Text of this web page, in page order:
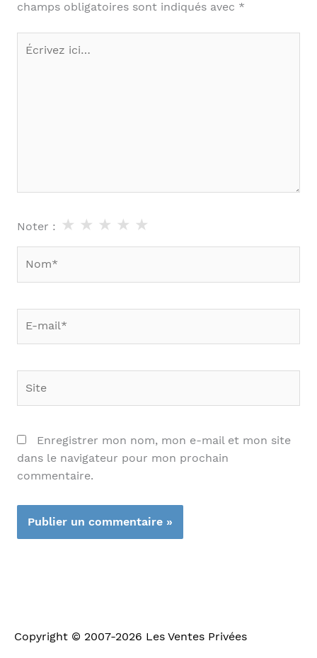
champs obligatoires sont indiqués avec *
Écrivez
Noter : ★
★
★
★
★
Enregistrer mon nom, mon e-mail et mon site
dans le navigateur pour mon prochain
commentaire.
Copyright © 2007-2026 Les Ventes Privées